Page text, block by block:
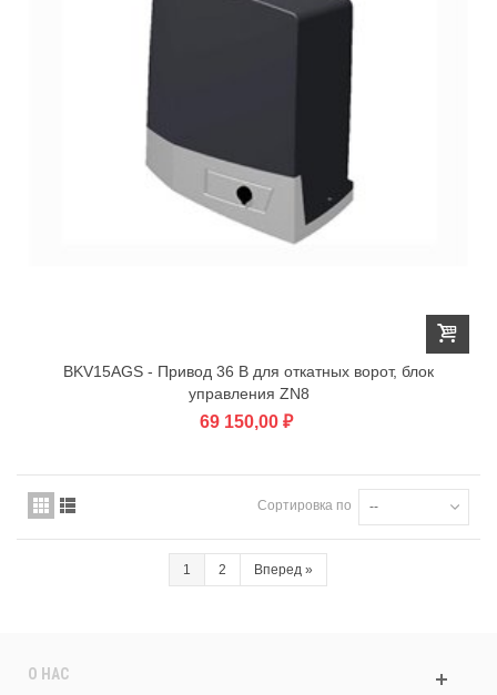
BKV15AGS - Привод 36 В для откатных ворот, блок
управления ZN8
69 150,00 ₽
Сортировка по --
1 2 Вперед »
О НАС